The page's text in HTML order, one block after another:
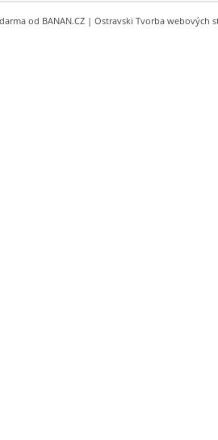
od BANAN.CZ | Ostravski Tvorba webových